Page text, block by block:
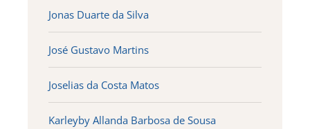
Jonas Duarte da Silva
José Gustavo Martins
Joselias da Costa Matos
Karleyby Allanda Barbosa de Sousa